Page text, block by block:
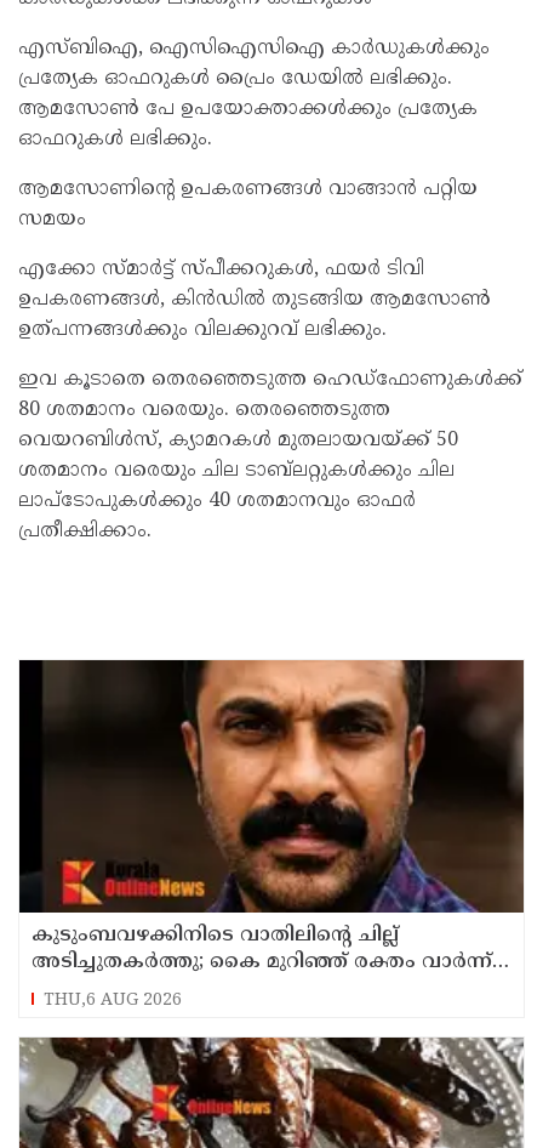
എസ്ബിഐ, ഐസിഐസിഐ കാർഡുകൾക്കും
പ്രത്യേക ഓഫറുകൾ പ്രൈം ഡേയിൽ ലഭിക്കും.
ആമസോൺ പേ ഉപയോക്താക്കൾക്കും പ്രത്യേക
ഓഫറുകൾ ലഭിക്കും.
ആമസോണിന്റെ ഉപകരണങ്ങൾ വാങ്ങാൻ പറ്റിയ
സമയം
എക്കോ സ്മാർട്ട് സ്പീക്കറുകൾ, ഫയർ ടിവി
ഉപകരണങ്ങൾ, കിൻഡിൽ തുടങ്ങിയ ആമസോൺ
ഉത്പന്നങ്ങൾക്കും വിലക്കുറവ് ലഭിക്കും.
ഇവ കൂടാതെ തെരഞ്ഞെടുത്ത ഹെഡ്ഫോണുകൾക്ക്
80 ശതമാനം വരെയും. തെരഞ്ഞെടുത്ത
വെയറബിൾസ്, ക്യാമറകൾ മുതലായവയ്ക്ക് 50
ശതമാനം വരെയും ചില ടാബ്‌ലറ്റുകൾക്കും ചില
ലാപ്ടോപുകൾക്കും 40 ശതമാനവും ഓഫർ
പ്രതീക്ഷിക്കാം.
കുടുംബവഴക്കിനിടെ വാതിലിന്റെ ചില്ല്
അടിച്ചുതകര്‍ത്തു; കൈ മുറിഞ്ഞ് രക്തം വാര്‍ന്ന്
49-കാരന് ദാരുണാന്ത്യം
THU,6 AUG 2026